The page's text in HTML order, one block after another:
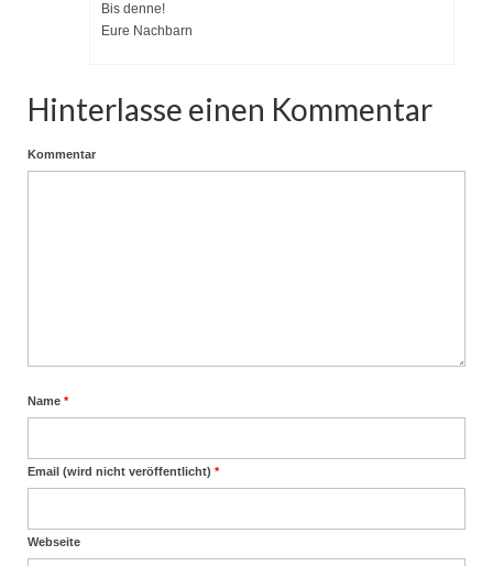
Bis denne!
Eure Nachbarn
Hinterlasse einen Kommentar
Kommentar
Name *
Email (wird nicht veröffentlicht) *
Webseite